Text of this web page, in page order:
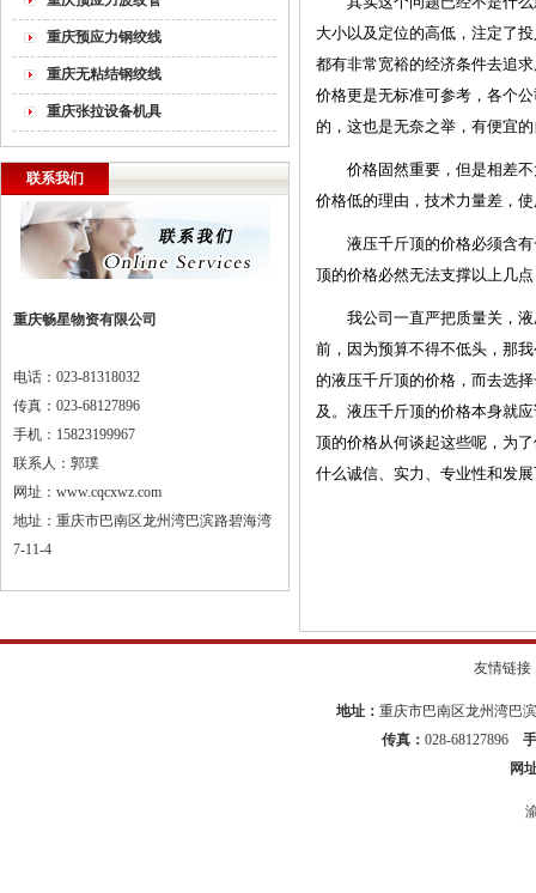
重庆预应力钢绞线
重庆无粘结钢绞线
重庆张拉设备机具
联系我们
重庆畅星物资有限公司
电话：023-81318032
传真：023-68127896
手机：15823199967
联系人：郭璞
网址：www.cqcxwz.com
地址：重庆市巴南区龙州湾巴滨路碧海湾
7-11-4
大小以及定位的高低，注定了
都有非常宽裕的经济条件去追
价格更是无标准可参考，各个
的，这也是无奈之举，有便宜
价格固然重要，但是相差不
价格低的理由，技术力量差，
液压千斤顶的价格必须含有
顶的价格必然无法支撑以上几
我公司一直严把质量关，液
前，因为预算不得不低头，那
的液压千斤顶的价格，而去选
及。液压千斤顶的价格本身就
顶的价格从何谈起这些呢，为
什么诚信、实力、专业性和发
友情链
地址： 重庆市巴南区龙州湾巴
传真： 028-68127896
网